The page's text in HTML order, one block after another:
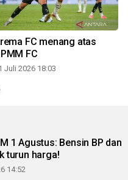
FC menang atas
FC
Juli 2026 18:03
1 Agustus: Bensin BP dan
turun harga!
14:52